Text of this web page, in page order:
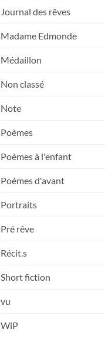
Journal des rêves
Madame Edmonde
Médaillon
Non classé
Note
Poèmes
Poèmes à l'enfant
Poèmes d'avant
Portraits
Pré rêve
Récit.s
Short fiction
vu
WiP